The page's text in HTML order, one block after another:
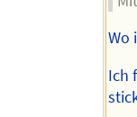
Wo
Ich